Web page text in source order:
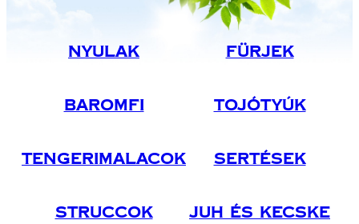
Nyulak Fürjek
Baromfi Tojótyúk
Tengerimalacok Sertések
Struccok Juh És Kecske